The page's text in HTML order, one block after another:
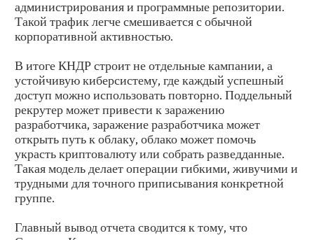
администрирования и программные репозитории.
Такой трафик легче смешивается с обычной
корпоративной активностью.
В итоге КНДР строит не отдельные кампании, а
устойчивую киберсистему, где каждый успешный
доступ можно использовать повторно. Поддельный
рекрутер может привести к заражению
разработчика, заражение разработчика может
открыть путь к облаку, облако может помочь
украсть криптовалюту или собрать разведданные.
Такая модель делает операции гибкими, живучими и
трудными для точного приписывания конкретной
группе.
Главный вывод отчета сводится к тому, что